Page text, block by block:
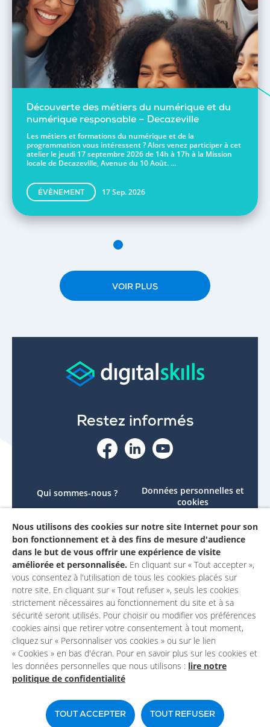
Découverte des métiers du numérique et du
numérique responsable – Decazeville
Les métiers et formations du numérique et de la
programmation vous intéressent ? Alors venez participer à cet
atelier le jeudi 17 septembre 2026 de 14h à 17h à la Mission
locale de Decazeville, Avenue du 10 Août. ...
ÉVÈNEMENT 17 Sep. 2026
VOIR PLUS
Restez informés
Qui sommes-nous ?
Le projet
Contactez-nous
Mon compte
Données personnelles et
cookies
Accessibilité : non
conforme
Mentions légales
Un site du
Nous utilisons des cookies sur notre site Internet pour son
bon fonctionnement et à des fins de mesure d'audience
dans le but de vous offrir une expérience de visite
améliorée et personnalisée. En cliquant sur « Tout accepter »,
vous consentez à l'utilisation de tous les cookies placés sur
notre site. En cliquant sur « Tout refuser », seuls les cookies
strictement nécessaires au fonctionnement du site et à sa
sécurité seront utilisés. Pour choisir ou modifier vos préférences
cookies ainsi que retirer votre consentement à tout moment,
cliquez sur « Personnaliser vos cookies » ou sur le lien
« Cookies » en bas d'écran. Pour en savoir plus sur les cookies et
les données personnelles que nous utilisons : lire notre
politique de confidentialité
TOUT ACCEPTER TOUT REFUSER